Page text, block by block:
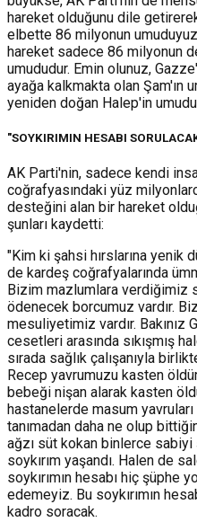
hareket olduğunu dile
elbette 86 milyonun
hareket sadece 86 milyonun
umududur. Emin olunuz,
ayağa kalkmakta olan Şam'ın
yeniden doğan Halep'in
"SOYKIRIMIN HESABI
AK Parti'nin, sadece kendi
coğrafyasındaki yüz
desteğini alan bir hareket
şunları kaydetti:
"Kim ki şahsi hırslarına
de kardeş coğrafyalarında
Bizim mazlumlara verdiğimiz
ödenecek borcumuz vardır.
mesuliyetimiz vardır. Bakınız
cesetleri arasında sıkışmış
sırada sağlık çalışanıyla
Recep yavrumuzu kasten
bebeği nişan alarak kasten
hastanelerde masum
tanımadan daha ne olup
ağzı süt kokan binlerce
soykırım yaşandı. Halen de
soykırımın hesabı hiç şüphe
edemeyiz. Bu soykırımın
kadro soracak.